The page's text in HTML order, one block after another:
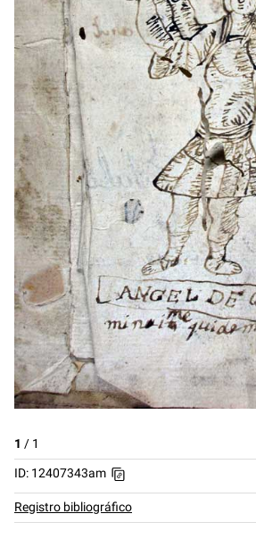
1 / 1
ID: 12407343am
Registro bibliográfico